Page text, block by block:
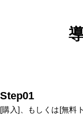
Step01
[購入]、もしくは[無料